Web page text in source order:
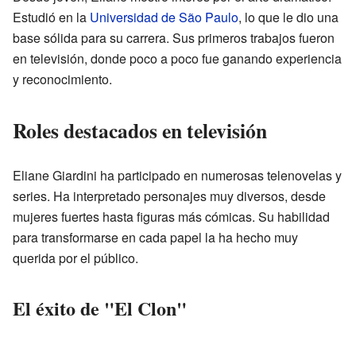
Estudió en la Universidad de São Paulo, lo que le dio una
base sólida para su carrera. Sus primeros trabajos fueron
en televisión, donde poco a poco fue ganando experiencia
y reconocimiento.
Roles destacados en televisión
Eliane Giardini ha participado en numerosas telenovelas y
series. Ha interpretado personajes muy diversos, desde
mujeres fuertes hasta figuras más cómicas. Su habilidad
para transformarse en cada papel la ha hecho muy
querida por el público.
El éxito de "El Clon"